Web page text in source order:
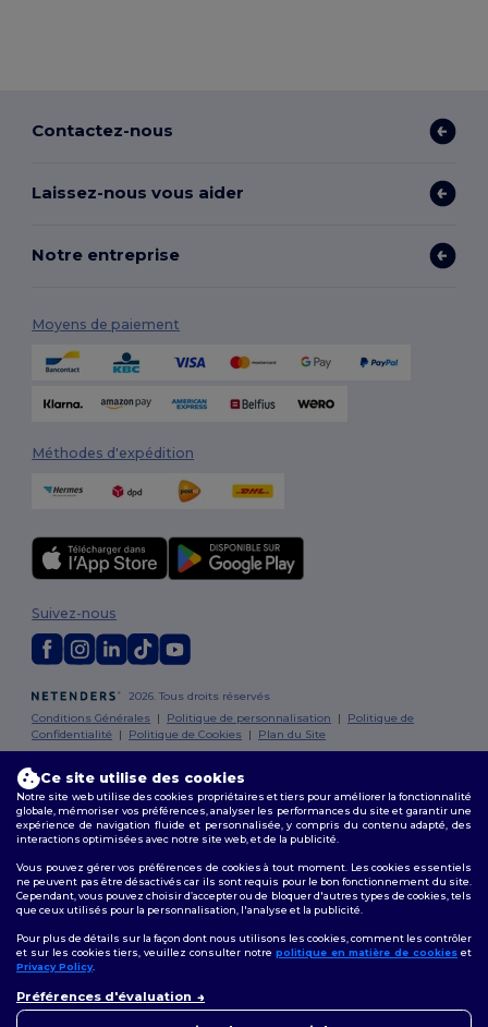
Contactez-nous
Laissez-nous vous aider
Notre entreprise
Moyens de paiement
Méthodes d'expédition
2026. Tous droits réservés
Conditions Générales | Politique de personnalisation | Politique de
Confidentialité | Politique de Cookies | Plan du Site
Suivez-nous
Bruxelles| Anvers | Mortsel|Malines
Herentals |Hoogstraten| Bruges
Ce site utilise des cookies
Notre site web utilise des cookies propriétaires et tiers pour améliorer la fonctionnalité
globale, mémoriser vos préférences, analyser les performances du site et garantir une
expérience de navigation fluide et personnalisée, y compris du contenu adapté, des
interactions optimisées avec notre site web, et de la publicité.
Vous pouvez gérer vos préférences de cookies à tout moment. Les cookies essentiels
ne peuvent pas être désactivés car ils sont requis pour le bon fonctionnement du site.
Cependant, vous pouvez choisir d’accepter ou de bloquer d'autres types de cookies, tels
que ceux utilisés pour la personnalisation, l'analyse et la publicité.
Pour plus de détails sur la façon dont nous utilisons les cookies, comment les contrôler
et sur les cookies tiers, veuillez consulter notre politique en matière de cookies et
Privacy Policy.
Préférences d'évaluation